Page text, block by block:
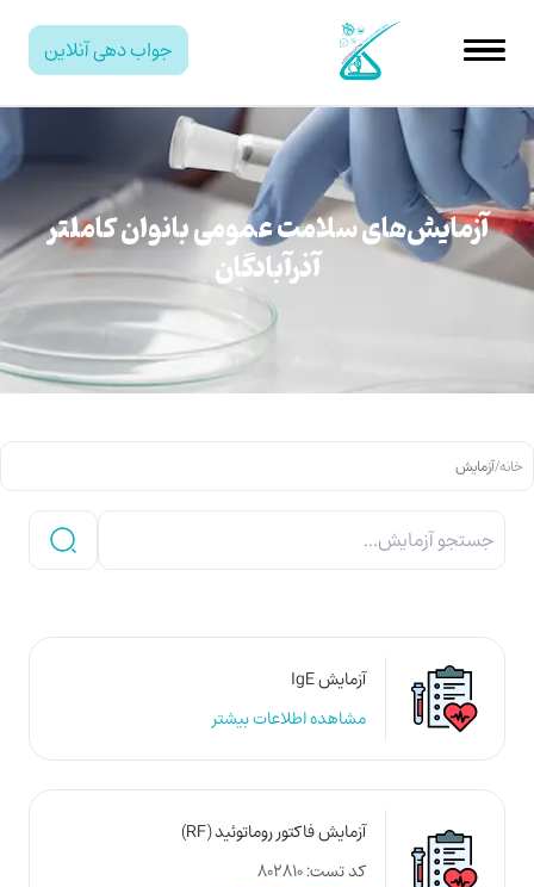
جواب دهی آنلاین
آزمایش‌های سلامت عمومی بانوان کاملتر
آذرآبادگان
خانه/آزمایش
آزمایش IgE
مشاهده اطلاعات بیشتر
آزمایش فاکتور روماتوئید (RF)
کد تست: 802810